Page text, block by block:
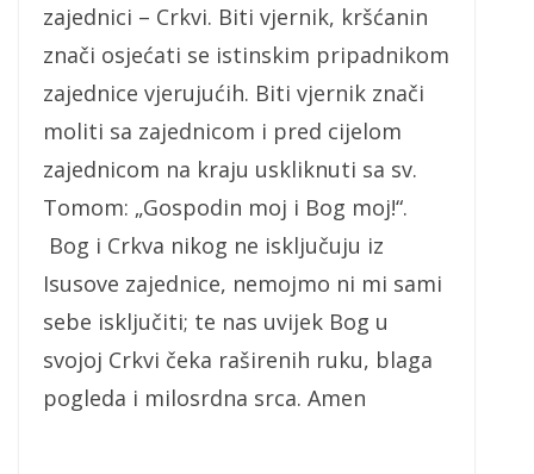
zajednici – Crkvi. Biti vjernik, kršćanin
znači osjećati se istinskim pripadnikom
zajednice vjerujućih. Biti vjernik znači
moliti sa zajednicom i pred cijelom
zajednicom na kraju uskliknuti sa sv.
Tomom: „Gospodin moj i Bog moj!“.
Bog i Crkva nikog ne isključuju iz
Isusove zajednice, nemojmo ni mi sami
sebe isključiti; te nas uvijek Bog u
svojoj Crkvi čeka raširenih ruku, blaga
pogleda i milosrdna srca. Amen